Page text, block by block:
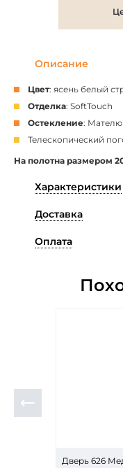
Описание
Цвет: ясень белый
Отделка: SoftTouch
Остекление:
Телескопический
На полотна размером
Характеристики
Доставка
Оплата
Дверь 626